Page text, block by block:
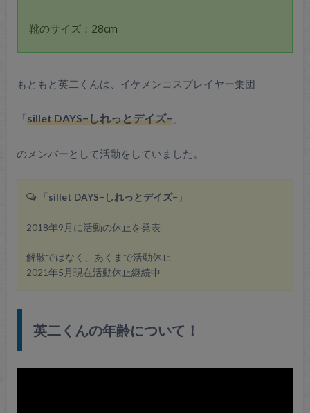
靴のサイズ：28cm
もともと英二くんは、イケメンコスプレイヤー集団
「sillet DAYS−しれっとデイズ−」
のメンバーとして活動をしていました。
「 sillet DAYS−しれっとデイズ− 」
2018年9月に活動の休止を発表
解散ではなく、あくまで活動休止
2021年5月現在活動休止継続中
英二くんの年齢について！